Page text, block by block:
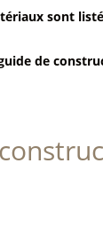
sont
de